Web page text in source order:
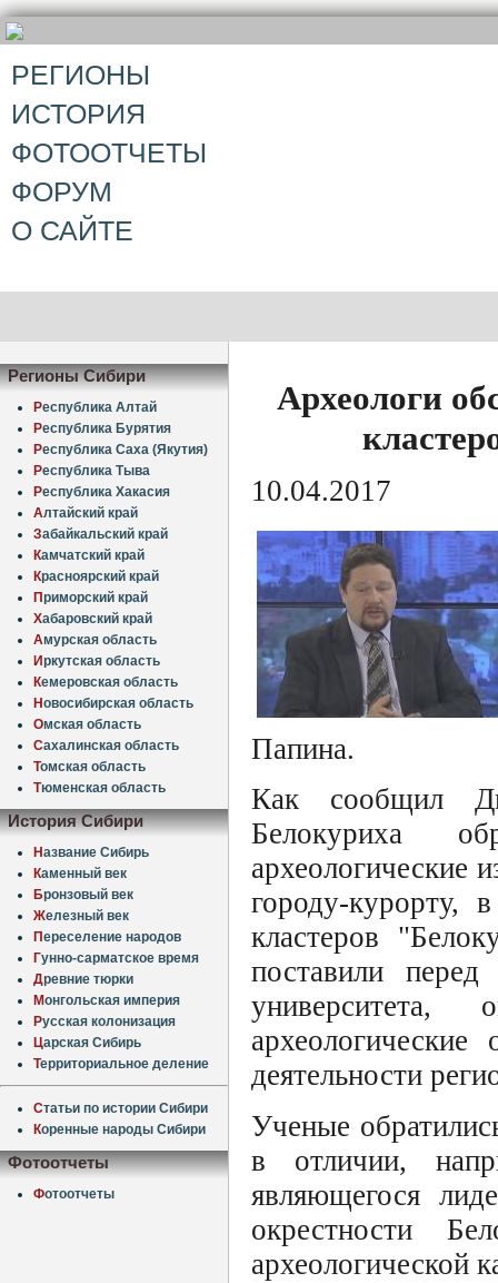
РЕГИОНЫ
ИСТОРИЯ
ФОТООТЧЕТЫ
ФОРУМ
О САЙТЕ
Регионы Сибири
Республика Алтай
Республика Бурятия
Республика Саха (Якутия)
Республика Тыва
Республика Хакасия
Алтайский край
Забайкальский край
Камчатский край
Красноярский край
Приморский край
Хабаровский край
Амурская область
Иркутская область
Кемеровская область
Новосибирская область
Омская область
Сахалинская область
Томская область
Тюменская область
История Сибири
Название Сибирь
Каменный век
Бронзовый век
Железный век
Переселение народов
Гунно-сарматское время
Древние тюрки
Монгольская империя
Русская колонизация
Царская Сибирь
Территориальное деление
Статьи по истории Сибири
Коренные народы Сибири
Фотоотчеты
Фотоотчеты
Археологи
10.04.2017
Папина.
Как сообщил
Белокуриха
археологические
городу-курорту,
кластеров
поставили перед
университета,
деятельности
Ученые
в отличии,
являющегося
окрестности
археологической